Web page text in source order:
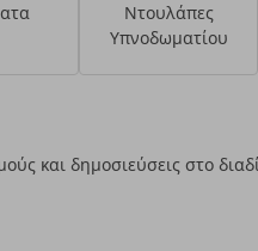
Ντουλάπες
Υπνοδωματίου
και δημοσιεύσεις στο